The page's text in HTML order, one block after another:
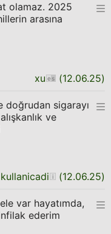
olamaz. 2025
arasına
xu (12.06.25)
doğrudan sigarayı
ve
kullanicadi (12.06.25)
var hayatımda,
ederim